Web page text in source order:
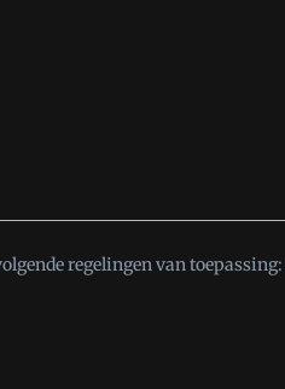
regelingen van toepassing: